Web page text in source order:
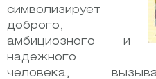
символизирует
доброго,
амбициозного и
надежного
человека,